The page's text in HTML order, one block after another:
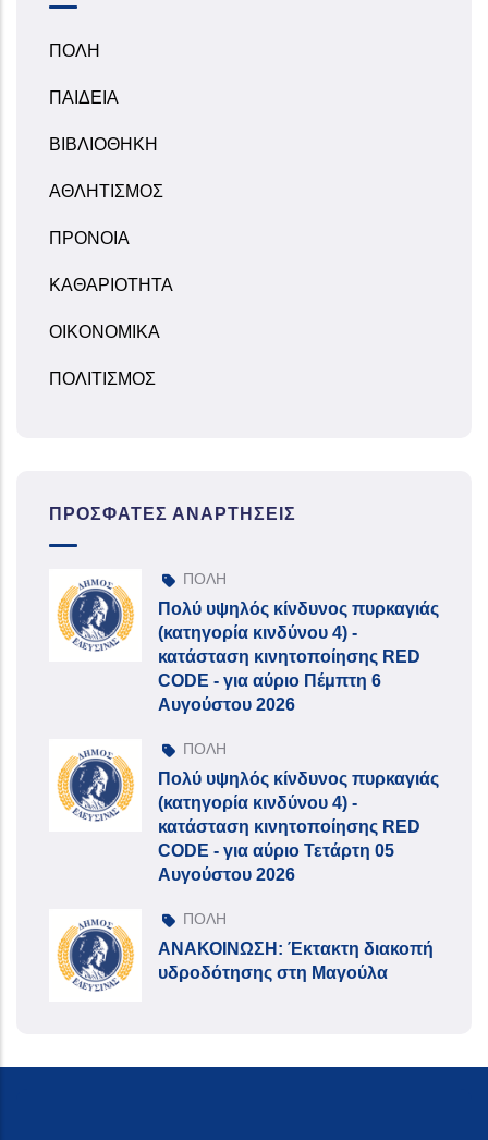
ΠΟΛΗ
ΠΑΙΔΕΙΑ
ΒΙΒΛΙΟΘΗΚΗ
ΑΘΛΗΤΙΣΜΟΣ
ΠΡΟΝΟΙΑ
ΚΑΘΑΡΙΟΤΗΤΑ
ΟΙΚΟΝΟΜΙΚΑ
ΠΟΛΙΤΙΣΜΟΣ
ΠΡΌΣΦΑΤΕΣ ΑΝΑΡΤΉΣΕΙΣ
ΠΟΛΗ
Πολύ υψηλός κίνδυνος πυρκαγιάς
(κατηγορία κινδύνου 4) -
κατάσταση κινητοποίησης RED
CODE - για αύριο Πέμπτη 6
Αυγούστου 2026
ΠΟΛΗ
Πολύ υψηλός κίνδυνος πυρκαγιάς
(κατηγορία κινδύνου 4) -
κατάσταση κινητοποίησης RED
CODE - για αύριο Τετάρτη 05
Αυγούστου 2026
ΠΟΛΗ
ΑΝΑΚΟΙΝΩΣΗ: Έκτακτη διακοπή
υδροδότησης στη Μαγούλα